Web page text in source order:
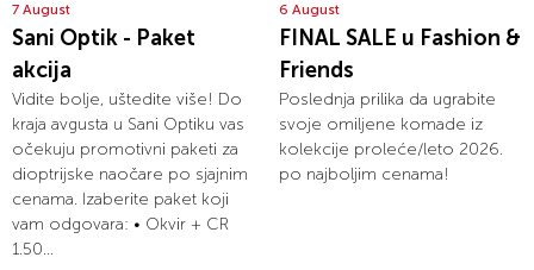
7 August
Sani Optik - Paket
akcija
Vidite bolje, uštedite više! Do
kraja avgusta u Sani Optiku vas
očekuju promotivni paketi za
dioptrijske naočare po sjajnim
cenama. Izaberite paket koji
vam odgovara: • Okvir + CR
1.50...
6 August
FINAL SALE u Fashion &
Friends
Poslednja prilika da ugrabite
svoje omiljene komade iz
kolekcije proleće/leto 2026.
po najboljim cenama!